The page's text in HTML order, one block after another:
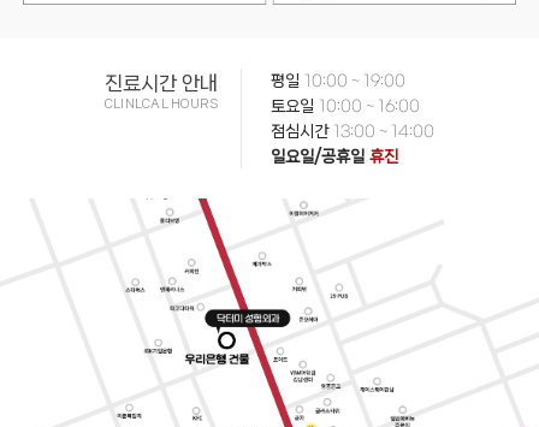
진료시간 안내
CLINLCAL HOURS
평일 10:00 ~ 19:00
토요일 10:00 ~ 16:00
점심시간 13:00 ~ 14:00
일요일/공휴일 휴진